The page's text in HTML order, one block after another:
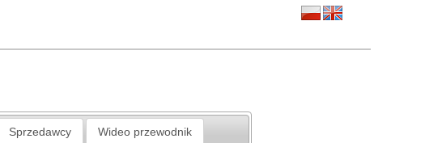
Sprzedawcy Wideo przewodnik